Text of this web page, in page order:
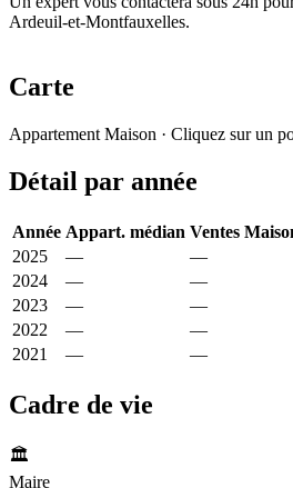
Ardeuil-et-Montfauxelles.
Carte
−
Appartement Maison · Cliquez sur un
Détail par année
Année Appart. médian Ventes
2025
— —
2024
— —
2023
— —
2022
— —
2021
— —
Cadre de vie
🏛️
Maire